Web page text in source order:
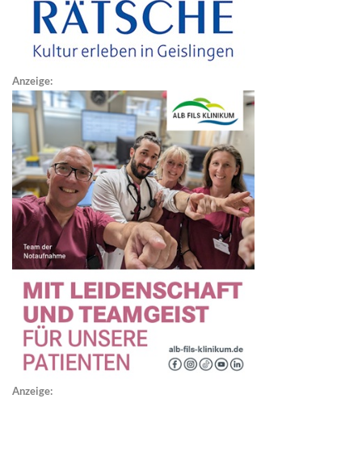
Anzeige:
Anzeige: